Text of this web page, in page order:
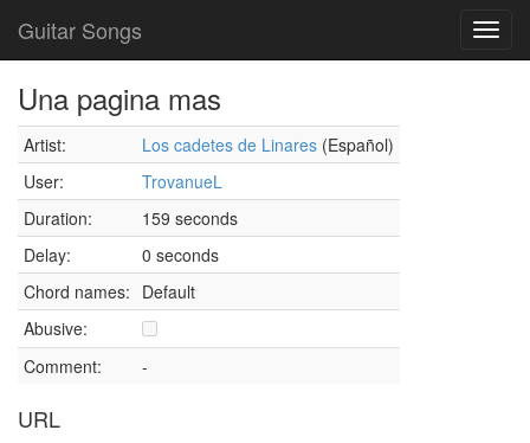
Guitar Songs
Una pagina mas
Artist: Los cadetes de Linares (Español)
User:
TrovanueL
Duration:
159 seconds
Delay:
0 seconds
Chord names: Default
Abusive:
Comment:
-
URL